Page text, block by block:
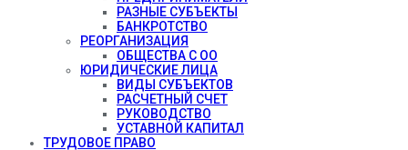
РАЗНЫЕ СУБЪЕКТЫ
БАНКРОТСТВО
РЕОРГАНИЗАЦИЯ
ОБЩЕСТВА С ОО
ЮРИДИЧЕСКИЕ ЛИЦА
ВИДЫ СУБЪЕКТОВ
РАСЧЕТНЫЙ СЧЕТ
РУКОВОДСТВО
УСТАВНОЙ КАПИТАЛ
ТРУДОВОЕ ПРАВО